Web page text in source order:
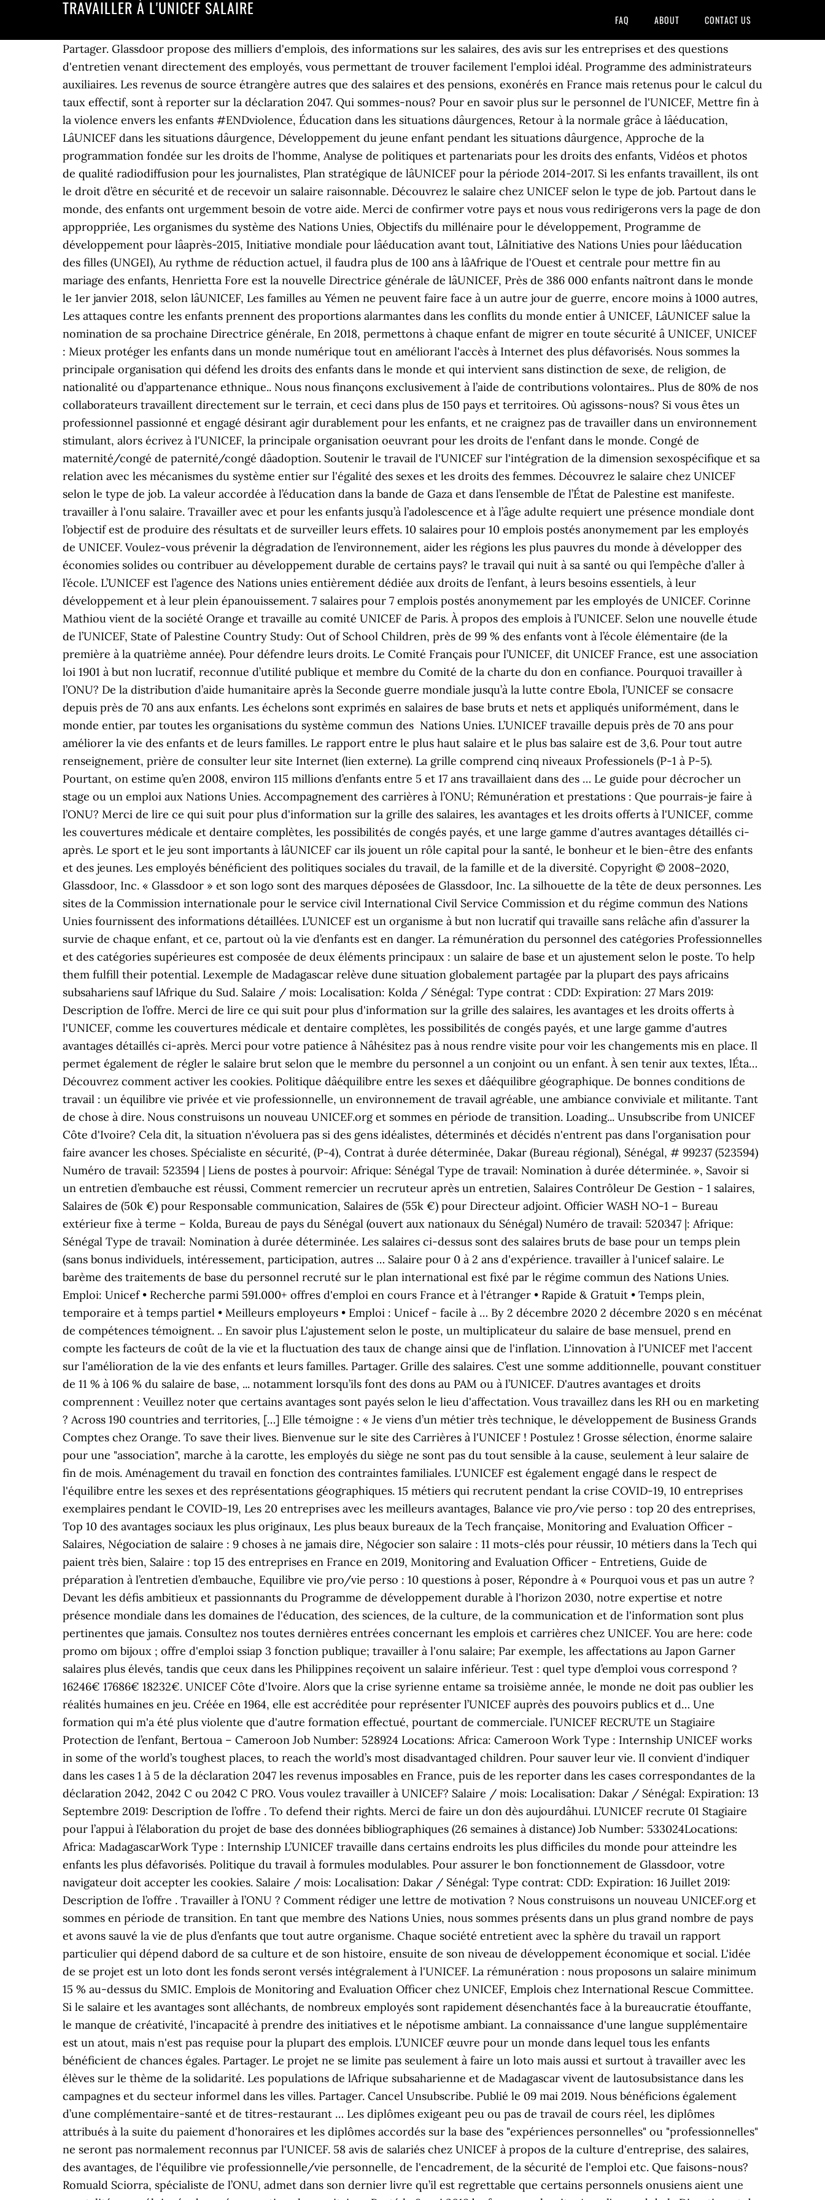
TRAVAILLER À L'UNICEF SALAIRE
FAQ ABOUT CONTACT US
Partager. Glassdoor propose des milliers d'emplois, des informations sur les salaires, des avis sur les entreprises et des questions d'entretien venant directement des employés, vous permettant de trouver facilement l'emploi idéal. Programme des administrateurs auxiliaires. Les revenus de source étrangère autres que des salaires et des pensions, exonérés en France mais retenus pour le calcul du taux effectif, sont à reporter sur la déclaration 2047. Qui sommes-nous? Pour en savoir plus sur le personnel de l'UNICEF, Mettre fin à la violence envers les enfants #ENDviolence, Éducation dans les situations dâurgences, Retour à la normale grâce à lâéducation, LâUNICEF dans les situations dâurgence, Développement du jeune enfant pendant les situations dâurgence, Approche de la programmation fondée sur les droits de l'homme, Analyse de politiques et partenariats pour les droits des enfants, Vidéos et photos de qualité radiodiffusion pour les journalistes, Plan stratégique de lâUNICEF pour la période 2014-2017. Si les enfants travaillent, ils ont le droit d’être en sécurité et de recevoir un salaire raisonnable. Découvrez le salaire chez UNICEF selon le type de job. Partout dans le monde, des enfants ont urgemment besoin de votre aide. Merci de confirmer votre pays et nous vous redirigerons vers la page de don approppriée, Les organismes du système des Nations Unies, Objectifs du millénaire pour le développement, Programme de développement pour lâaprès-2015, Initiative mondiale pour lâéducation avant tout, LâInitiative des Nations Unies pour lâéducation des filles (UNGEI), Au rythme de réduction actuel, il faudra plus de 100 ans à lâAfrique de l'Ouest et centrale pour mettre fin au mariage des enfants, Henrietta Fore est la nouvelle Directrice générale de lâUNICEF, Près de 386 000 enfants naîtront dans le monde le 1er janvier 2018, selon lâUNICEF, Les familles au Yémen ne peuvent faire face à un autre jour de guerre, encore moins à 1000 autres, Les attaques contre les enfants prennent des proportions alarmantes dans les conflits du monde entier â UNICEF, LâUNICEF salue la nomination de sa prochaine Directrice générale, En 2018, permettons à chaque enfant de migrer en toute sécurité â UNICEF, UNICEF : Mieux protéger les enfants dans un monde numérique tout en améliorant l'accès à Internet des plus défavorisés. Nous sommes la principale organisation qui défend les droits des enfants dans le monde et qui intervient sans distinction de sexe, de religion, de nationalité ou d’appartenance ethnique.. Nous nous finançons exclusivement à l’aide de contributions volontaires.. Plus de 80% de nos collaborateurs travaillent directement sur le terrain, et ceci dans plus de 150 pays et territoires. Où agissons-nous? Si vous êtes un professionnel passionné et engagé désirant agir durablement pour les enfants, et ne craignez pas de travailler dans un environnement stimulant, alors écrivez à l'UNICEF, la principale organisation oeuvrant pour les droits de l'enfant dans le monde. Congé de maternité/congé de paternité/congé dâadoption. Soutenir le travail de l'UNICEF sur l'intégration de la dimension sexospécifique et sa relation avec les mécanismes du système entier sur l'égalité des sexes et les droits des femmes. Découvrez le salaire chez UNICEF selon le type de job. La valeur accordée à l’éducation dans la bande de Gaza et dans l’ensemble de l’État de Palestine est manifeste. travailler à l'onu salaire. Travailler avec et pour les enfants jusqu’à l’adolescence et à l’âge adulte requiert une présence mondiale dont l’objectif est de produire des résultats et de surveiller leurs effets. 10 salaires pour 10 emplois postés anonymement par les employés de UNICEF. Voulez-vous prévenir la dégradation de l’environnement, aider les régions les plus pauvres du monde à développer des économies solides ou contribuer au développement durable de certains pays? le travail qui nuit à sa santé ou qui l’empêche d’aller à l’école. L’UNICEF est l’agence des Nations unies entièrement dédiée aux droits de l’enfant, à leurs besoins essentiels, à leur développement et à leur plein épanouissement. 7 salaires pour 7 emplois postés anonymement par les employés de UNICEF. Corinne Mathiou vient de la société Orange et travaille au comité UNICEF de Paris. À propos des emplois à l’UNICEF. Selon une nouvelle étude de l’UNICEF, State of Palestine Country Study: Out of School Children, près de 99 % des enfants vont à l’école élémentaire (de la première à la quatrième année). Pour défendre leurs droits. Le Comité Français pour l’UNICEF, dit UNICEF France, est une association loi 1901 à but non lucratif, reconnue d’utilité publique et membre du Comité de la charte du don en confiance. Pourquoi travailler à l’ONU? De la distribution d’aide humanitaire après la Seconde guerre mondiale jusqu’à la lutte contre Ebola, l’UNICEF se consacre depuis près de 70 ans aux enfants. Les échelons sont exprimés en salaires de base bruts et nets et appliqués uniformément, dans le monde entier, par toutes les organisations du système commun des Nations Unies. L’UNICEF travaille depuis près de 70 ans pour améliorer la vie des enfants et de leurs familles. Le rapport entre le plus haut salaire et le plus bas salaire est de 3,6. Pour tout autre renseignement, prière de consulter leur site Internet (lien externe). La grille comprend cinq niveaux Professionels (P-1 à P-5). Pourtant, on estime qu’en 2008, environ 115 millions d’enfants entre 5 et 17 ans travaillaient dans des … Le guide pour décrocher un stage ou un emploi aux Nations Unies. Accompagnement des carrières à l’ONU; Rémunération et prestations : Que pourrais-je faire à l’ONU? Merci de lire ce qui suit pour plus d'information sur la grille des salaires, les avantages et les droits offerts à l'UNICEF, comme les couvertures médicale et dentaire complètes, les possibilités de congés payés, et une large gamme d'autres avantages détaillés ci-après. Le sport et le jeu sont importants à lâUNICEF car ils jouent un rôle capital pour la santé, le bonheur et le bien-être des enfants et des jeunes. Les employés bénéficient des politiques sociales du travail, de la famille et de la diversité. Copyright © 2008–2020, Glassdoor, Inc. « Glassdoor » et son logo sont des marques déposées de Glassdoor, Inc. La silhouette de la tête de deux personnes. Les sites de la Commission internationale pour le service civil International Civil Service Commission et du régime commun des Nations Unies fournissent des informations détaillées. L’UNICEF est un organisme à but non lucratif qui travaille sans relâche afin d’assurer la survie de chaque enfant, et ce, partout où la vie d’enfants est en danger. La rémunération du personnel des catégories Professionnelles et des catégories supérieures est composée de deux éléments principaux : un salaire de base et un ajustement selon le poste. To help them fulfill their potential. Lexemple de Madagascar relève dune situation globalement partagée par la plupart des pays africains subsahariens sauf lAfrique du Sud. Salaire / mois: Localisation: Kolda / Sénégal: Type contrat : CDD: Expiration: 27 Mars 2019: Description de l’offre. Merci de lire ce qui suit pour plus d'information sur la grille des salaires, les avantages et les droits offerts à l'UNICEF, comme les couvertures médicale et dentaire complètes, les possibilités de congés payés, et une large gamme d'autres avantages détaillés ci-après. Merci pour votre patience â Nâhésitez pas à nous rendre visite pour voir les changements mis en place. Il permet également de régler le salaire brut selon que le membre du personnel a un conjoint ou un enfant. À sen tenir aux textes, lÉta… Découvrez comment activer les cookies. Politique dâéquilibre entre les sexes et dâéquilibre géographique. De bonnes conditions de travail : un équilibre vie privée et vie professionnelle, un environnement de travail agréable, une ambiance conviviale et militante. Tant de chose à dire. Nous construisons un nouveau UNICEF.org et sommes en période de transition. Loading... Unsubscribe from UNICEF Côte d'Ivoire? Cela dit, la situation n'évoluera pas si des gens idéalistes, déterminés et décidés n'entrent pas dans l'organisation pour faire avancer les choses. Spécialiste en sécurité, (P-4), Contrat à durée déterminée, Dakar (Bureau régional), Sénégal, # 99237 (523594) Numéro de travail: 523594 | Liens de postes à pourvoir: Afrique: Sénégal Type de travail: Nomination à durée déterminée. », Savoir si un entretien d’embauche est réussi, Comment remercier un recruteur après un entretien, Salaires Contrôleur De Gestion - 1 salaires, Salaires de (50k €) pour Responsable communication, Salaires de (55k €) pour Directeur adjoint. Officier WASH NO-1 – Bureau extérieur fixe à terme – Kolda, Bureau de pays du Sénégal (ouvert aux nationaux du Sénégal) Numéro de travail: 520347 |: Afrique: Sénégal Type de travail: Nomination à durée déterminée. Les salaires ci-dessus sont des salaires bruts de base pour un temps plein (sans bonus individuels, intéressement, participation, autres … Salaire pour 0 à 2 ans d'expérience. travailler à l'unicef salaire. Le barème des traitements de base du personnel recruté sur le plan international est fixé par le régime commun des Nations Unies. Emploi: Unicef • Recherche parmi 591.000+ offres d'emploi en cours France et à l'étranger • Rapide & Gratuit • Temps plein, temporaire et à temps partiel • Meilleurs employeurs • Emploi : Unicef - facile à … By 2 décembre 2020 2 décembre 2020 s en mécénat de compétences témoignent. .. En savoir plus L'ajustement selon le poste, un multiplicateur du salaire de base mensuel, prend en compte les facteurs de coût de la vie et la fluctuation des taux de change ainsi que de l'inflation. L'innovation à l'UNICEF met l'accent sur l'amélioration de la vie des enfants et leurs familles. Partager. Grille des salaires. C’est une somme additionnelle, pouvant constituer de 11 % à 106 % du salaire de base, ...